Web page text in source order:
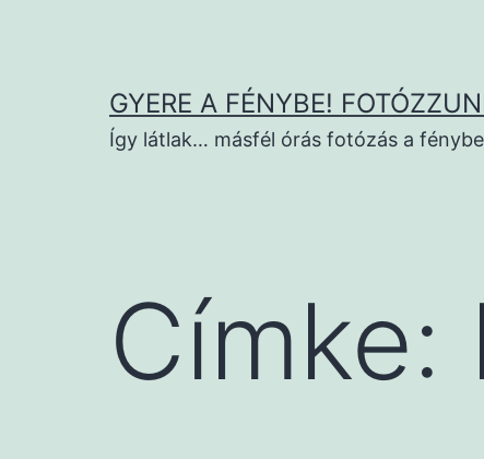
tartalomhozGYERE A FÉNYBE!
Így látlak… másfél órás fotózás a
Címke: